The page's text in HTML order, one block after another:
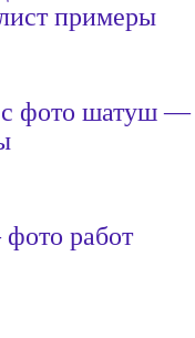
примеры
фото шатуш —
работ